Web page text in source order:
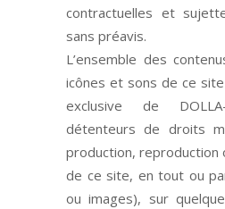
contractuelles et
sans préavis.
L’ensemble des
icônes et sons de ce
exclusive de
détenteurs de droits
production, reproduction
de ce site, en tout ou
ou images), sur